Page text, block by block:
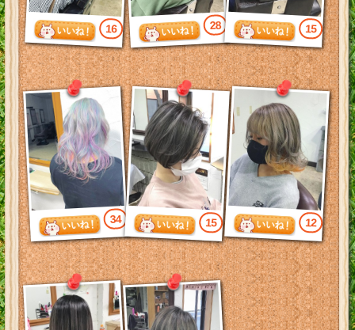
16 28 15
34 15 12